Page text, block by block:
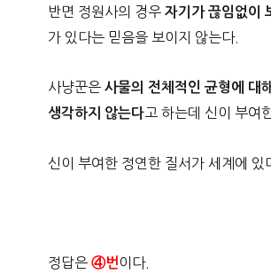
반면 정원사의 경우자기가 끊임없이
가 있다는 믿음을 보이지 않는다.
사냥꾼은사물의 전체적인 균형에 대
생각하지 않는다 고 하는데 신이 부여
신이 부여한 정연한 질서가 세계에
정답은④번 이다.